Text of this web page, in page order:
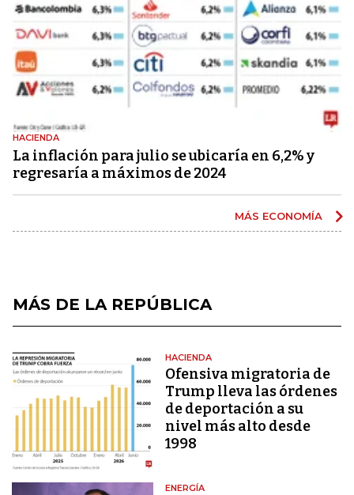
HACIENDA
La inflación para julio se ubicaría en 6,2% y
regresaría a máximos de 2024
MÁS ECONOMÍA
MÁS DE LA REPÚBLICA
HACIENDA
Ofensiva migratoria de
Trump lleva las órdenes
de deportación a su
nivel más alto desde
1998
ENERGÍA